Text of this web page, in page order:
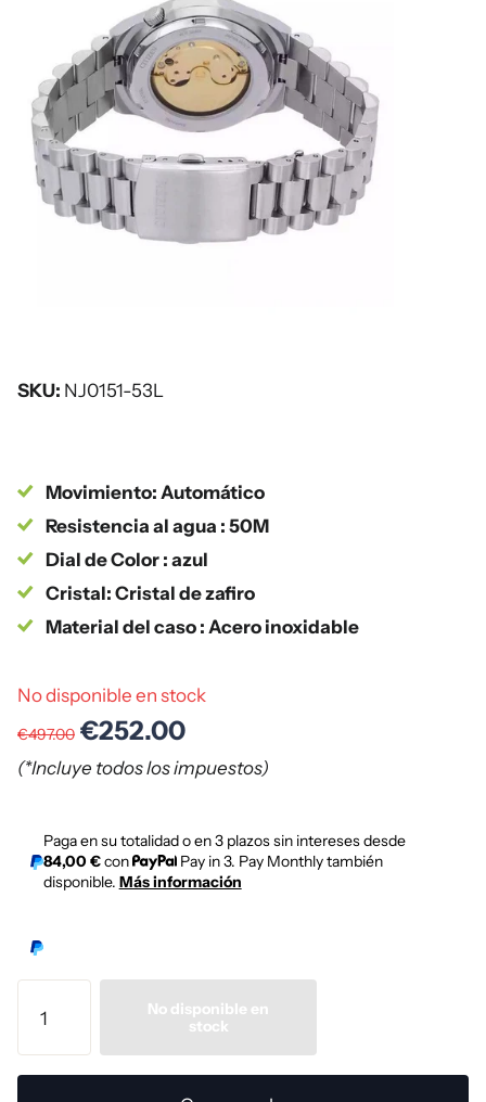
SKU: NJ0151-53L
Movimiento: Automático
Resistencia al agua : 50M
Dial de Color : azul
Cristal: Cristal de zafiro
Material del caso : Acero inoxidable
No disponible en stock
€497.00 €252.00
(*Incluye todos los impuestos)
Paga en su totalidad o en 3 plazos sin intereses desde
84,00 €con
Pay in 3. Pay Monthly también
disponible. Más información
No disponible en
stock